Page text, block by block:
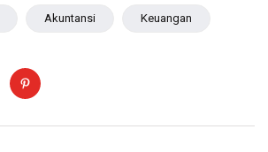
Akuntansi Keuangan